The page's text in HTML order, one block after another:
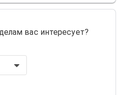
вас интересует?